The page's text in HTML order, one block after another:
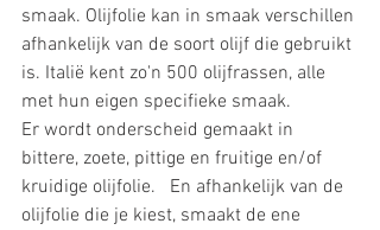
smaak. Olijfolie kan in smaak verschillen
afhankelijk van de soort olijf die gebruikt
is. Italië kent zo'n 500 olijfrassen, alle
met hun eigen specifieke smaak.
Er wordt onderscheid gemaakt in
bittere, zoete, pittige en fruitige en/of
kruidige olijfolie.   En afhankelijk van de
olijfolie die je kiest, smaakt de ene